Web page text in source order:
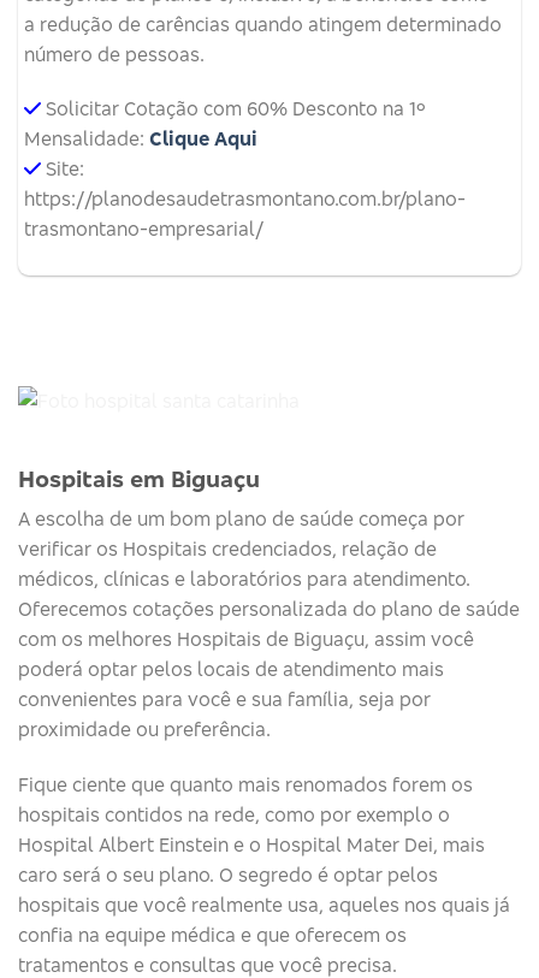
a redução de carências quando atingem determinado
número de pessoas.
Solicitar Cotação com 60% Desconto na 1º
Mensalidade: Clique Aqui
Site:
https://planodesaudetrasmontano.com.br/plano-
trasmontano-empresarial/
Hospitais em Biguaçu
A escolha de um bom plano de saúde começa por
verificar os Hospitais credenciados, relação de
médicos, clínicas e laboratórios para atendimento.
Oferecemos cotações personalizada do plano de saúde
com os melhores Hospitais de Biguaçu, assim você
poderá optar pelos locais de atendimento mais
convenientes para você e sua família, seja por
proximidade ou preferência.
Fique ciente que quanto mais renomados forem os
hospitais contidos na rede, como por exemplo o
Hospital Albert Einstein e o Hospital Mater Dei, mais
caro será o seu plano. O segredo é optar pelos
hospitais que você realmente usa, aqueles nos quais já
confia na equipe médica e que oferecem os
tratamentos e consultas que você precisa.